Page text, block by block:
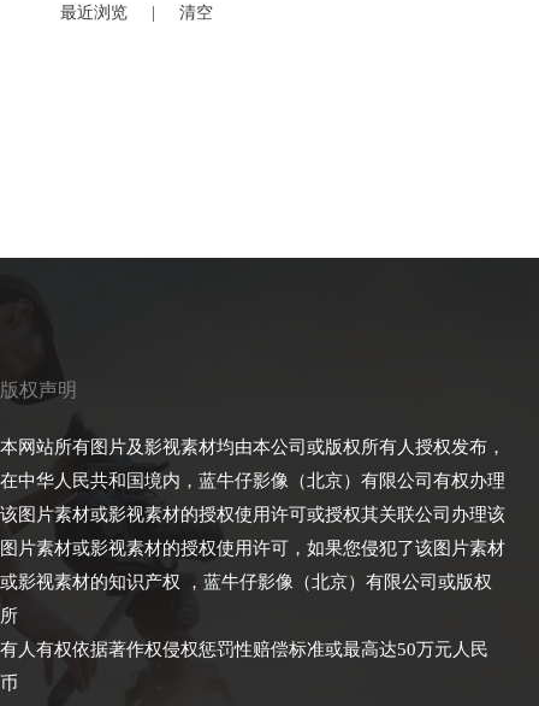
最近浏览 清空
版权声明
本网站所有图片及影视素材均由本公司或版权所有人授权发布，
在中华人民共和国境内，蓝牛仔影像（北京）有限公司有权办理
该图片素材或影视素材的授权使用许可或授权其关联公司办理该
图片素材或影视素材的授权使用许可，如果您侵犯了该图片素材
或影视素材的知识产权 ，蓝牛仔影像（北京）有限公司或版权
所
有人有权依据著作权侵权惩罚性赔偿标准或最高达50万元人民
币